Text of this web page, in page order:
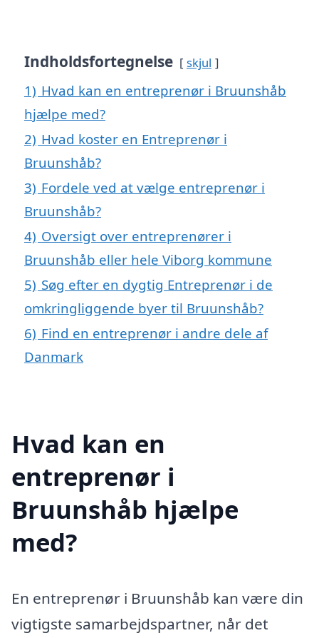
Indholdsfortegnelse skjul
1) Hvad kan en entreprenør i Bruunshåb
hjælpe med?
2) Hvad koster en Entreprenør i
Bruunshåb?
3) Fordele ved at vælge entreprenør i
Bruunshåb?
4) Oversigt over entreprenører i
Bruunshåb eller hele Viborg kommune
5) Søg efter en dygtig Entreprenør i de
omkringliggende byer til Bruunshåb?
6) Find en entreprenør i andre dele af
Danmark
Hvad kan en
entreprenør i
Bruunshåb hjælpe
med?
En entreprenør i Bruunshåb kan være din
vigtigste samarbejdspartner, når det